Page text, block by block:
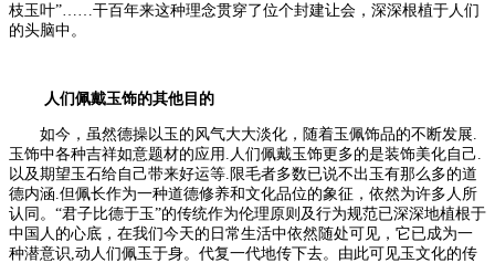
枝玉叶”……干百年来这种理念贯穿了位个封建让会，深深根植于人们
的头脑中。
人们佩戴玉饰的其他目的
如今，虽然德操以玉的风气大大淡化，随着玉佩饰品的不断发展.
玉饰中各种吉祥如意题材的应用.人们佩戴玉饰更多的是装饰美化自己.
以及期望玉石给自己带来好运等.限毛者多数已说不出玉有那么多的道
德内涵.但佩长作为一种道德修养和文化品位的象征，依然为许多人所
认同。“君子比德于玉”的传统作为伦理原则及行为规范已深深地植根于
中国人的心底，在我们今天的日常生活中依然随处可见，它已成为一
种潜意识,动人们佩玉于身。代复一代地传下去。由此可见玉文化的传